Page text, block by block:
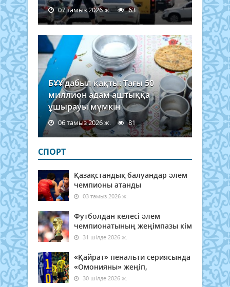
07 тамыз 2026 ж. 63
БҰҰ дабыл қақты: Тағы 50
миллион адам аштыққа
ұшырауы мүмкін
06 тамыз 2026 ж. 81
СПОРТ
Қазақстандық балуандар әлем
чемпионы атанды
03 тамыз 2026 ж.
Футболдан келесі әлем
чемпионатының жеңімпазы кім
31 шілде 2026 ж.
«Қайрат» пенальти сериясында
«Омонияны» жеңіп,
30 шілде 2026 ж.